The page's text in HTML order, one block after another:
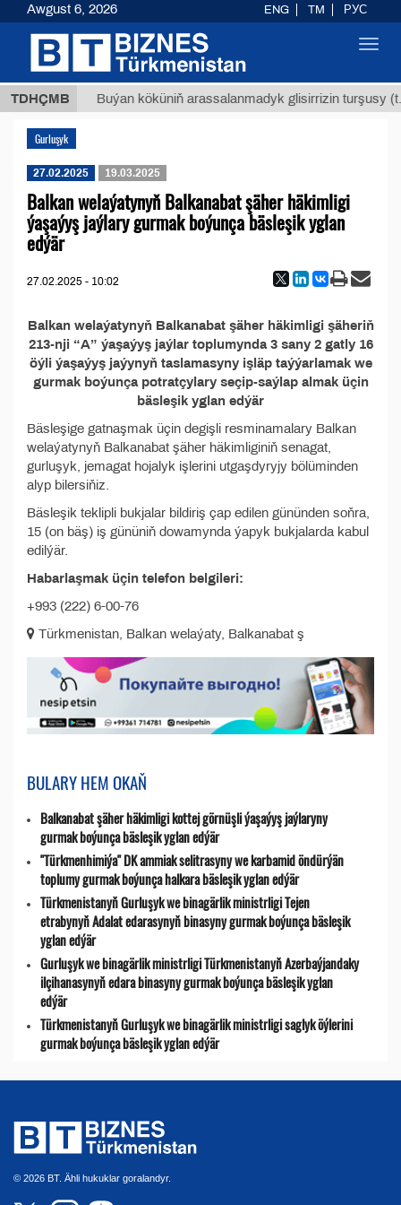
TDHÇMB
ТМТ Buýan köküniň arassalanmadyk glisirrizin turşusy (t.)
Gurluşyk
27.02.2025 19.03.2025
Balkan welaýatynyň Balkanabat şäher häkimligi
ýaşaýyş jaýlary gurmak boýunça bäsleşik yglan
edýär
27.02.2025 - 10:02
Balkan welaýatynyň Balkanabat şäher häkimligi şäheriň
213-nji “A” ýaşaýyş jaýlar toplumynda 3 sany 2 gatly 16
öýli ýaşaýyş jaýynyň taslamasyny işläp taýýarlamak we
gurmak boýunça potratçylary seçip-saýlap almak üçin
bäsleşik yglan edýär
Bäsleşige gatnaşmak üçin degişli resminamalary Balkan
welaýatynyň Balkanabat şäher häkimliginiň senagat,
gurluşyk, jemagat hojalyk işlerini utgaşdyryjy bölüminden
alyp bilersiňiz.
Bäsleşik teklipli bukjalar bildiriş çap edilen gününden soňra,
15 (on bäş) iş gününiň dowamynda ýapyk bukjalarda kabul
edilýär.
Habarlaşmak üçin telefon belgileri:
+993 (222) 6-00-76
Türkmenistan, Balkan welaýaty, Balkanabat ş
BULARY HEM OKAŇ
Balkanabat şäher häkimligi kottej görnüşli ýaşaýyş jaýlaryny
gurmak boýunça bäsleşik yglan edýär
"Türkmenhimiýa" DK ammiak selitrasyny we karbamid öndürýän
toplumy gurmak boýunça halkara bäsleşik yglan edýär
Türkmenistanyň Gurluşyk we binagärlik ministrligi Tejen
etrabynyň Adalat edarasynyň binasyny gurmak boýunça bäsleşik
yglan edýär
Gurluşyk we binagärlik ministrligi Türkmenistanyň Azerbaýjandaky
ilçihanasynyň edara binasyny gurmak boýunça bäsleşik yglan
edýär
Türkmenistanyň Gurluşyk we binagärlik ministrligi saglyk öýlerini
gurmak boýunça bäsleşik yglan edýär
© 2026 BT. Ähli hukuklar goralandyr.
Awgust 6, 2026 ENG TM РУС